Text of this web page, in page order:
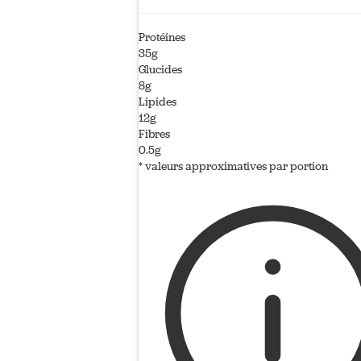
Protéines
35g
Glucides
8g
Lipides
12g
Fibres
0.5g
* valeurs approximatives par portion